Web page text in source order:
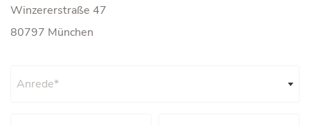
Winzererstraße 47
80797 München
Anrede*